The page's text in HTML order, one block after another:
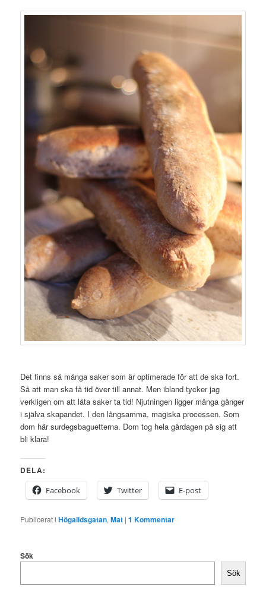
Det finns så många saker som är optimerade för att de ska fort.
Så att man ska få tid över till annat. Men ibland tycker jag
verkligen om att låta saker ta tid! Njutningen ligger många gånger
i själva skapandet. I den långsamma, magiska processen. Som
dom här surdegsbaguetterna. Dom tog hela gårdagen på sig att
bli klara!
DELA:
Facebook
Twitter E-post
Publicerat i Högalidsgatan,Mat |1 Kommentar
Sök
Sök